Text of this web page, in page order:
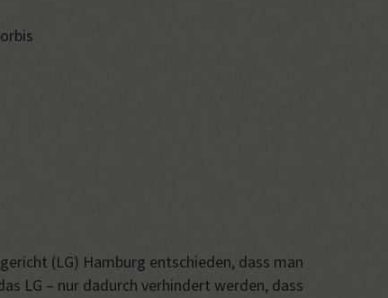
(LG) Hamburg entschieden, dass man
LG – nur dadurch verhindert werden, dass